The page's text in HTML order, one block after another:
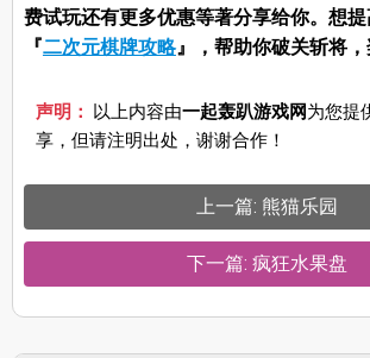
费试玩还有更多优惠等著分享给你。想
『二次元棋牌攻略』，帮助你破关斩将，
声明： 以上内容由一起轰趴游戏网为您提
享，但请注明出处，谢谢合作！
上一篇: 熊猫乐园
下一篇: 疯狂水果盘